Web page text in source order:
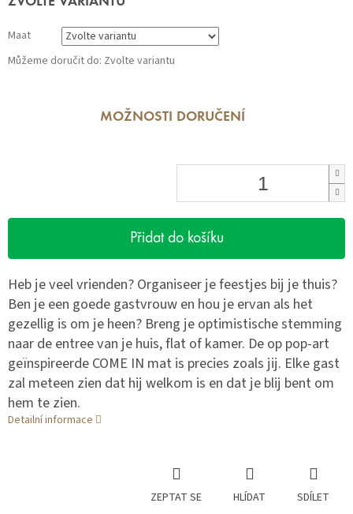
Maat
Můžeme doručit do: Zvolte variantu
MOŽNOSTI DORUČENÍ
Přidat do košíku
Heb je veel vrienden? Organiseer je feestjes bij je thuis?
Ben je een goede gastvrouw en hou je ervan als het
gezellig is om je heen? Breng je optimistische stemming
naar de entree van je huis, flat of kamer. De op pop-art
geïnspireerde COME IN mat is precies zoals jij. Elke gast
zal meteen zien dat hij welkom is en dat je blij bent om
hem te zien.
Detailní informace
ZEPTAT SE HLÍDAT SDÍLET